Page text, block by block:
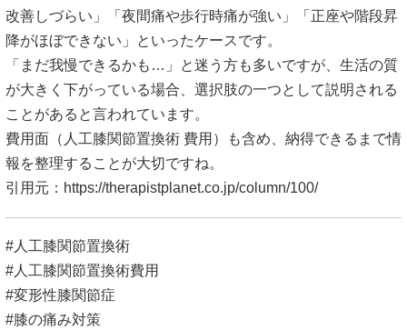
改善しづらい」「夜間痛や歩行時痛が強い」「正座や階段昇
降がほぼできない」といったケースです。
「まだ我慢できるかも…」と迷う方も多いですが、生活の質
が大きく下がっている場合、選択肢の一つとして説明される
ことがあると言われています。
費用面（人工膝関節置換術 費用）も含め、納得できるまで情
報を整理することが大切ですね。
引用元： https://therapistplanet.co.jp/column/100/
#人工膝関節置換術
#人工膝関節置換術費用
#変形性膝関節症
#膝の痛み対策